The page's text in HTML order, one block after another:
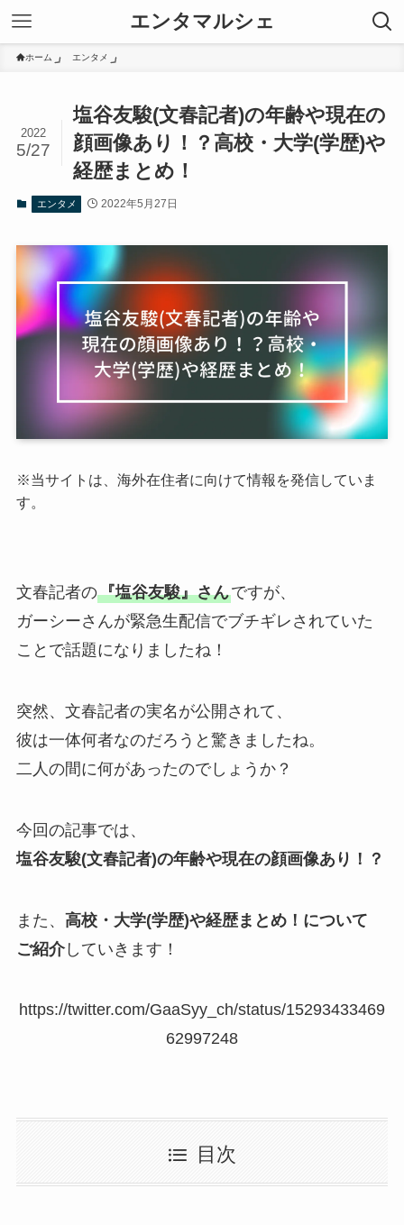
エンタマルシェ
ホーム エンタメ
塩谷友駿(文春記者)の年齢や現在の
顔画像あり！？高校・大学(学歴)や
経歴まとめ！
2022
5/27
エンタメ 2022年5月27日
※当サイトは、海外在住者に向けて情報を発信していま
す。
文春記者の『塩谷友駿』さんですが、
ガーシーさんが緊急生配信でブチギレされていた
ことで話題になりましたね！
突然、文春記者の実名が公開されて、
彼は一体何者なのだろうと驚きましたね。
二人の間に何があったのでしょうか？
今回の記事では、
塩谷友駿(文春記者)の年齢や現在の顔画像あり！？
また、 高校・大学(学歴)や経歴まとめ！について
ご紹介していきます！
https://twitter.com/GaaSyy_ch/status/15293433469
62997248
目次